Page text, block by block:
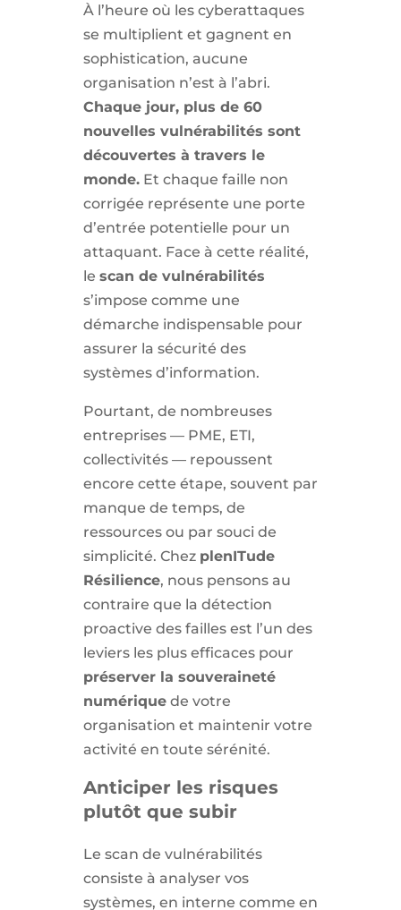
À l’heure où les cyberattaques
se multiplient et gagnent en
sophistication, aucune
organisation n’est à l’abri.
Chaque jour, plus de 60
nouvelles vulnérabilités sont
découvertes à travers le
monde.Et chaque faille non
corrigée représente une porte
d’entrée potentielle pour un
attaquant. Face à cette réalité,
le scan de vulnérabilités
s’impose comme une
démarche indispensable pour
assurer la sécurité des
systèmes d’information.
Pourtant, de nombreuses
entreprises — PME, ETI,
collectivités — repoussent
encore cette étape, souvent par
manque de temps, de
ressources ou par souci de
simplicité. Chez plenITude
Résilience, nous pensons au
contraire que la détection
proactive des failles est l’un des
leviers les plus efficaces pour
préserver la souveraineté
numériquede votre
organisation et maintenir votre
activité en toute sérénité.
Anticiper les risques
plutôt que subir
Le scan de vulnérabilités
consiste à analyser vos
systèmes, en interne comme en